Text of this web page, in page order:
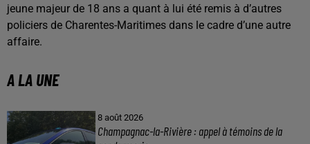
jeune majeur de 18 ans a quant à lui été remis à d’autres
policiers de Charentes-Maritimes dans le cadre d’une autre
affaire.
A LA UNE
8 août 2026
Champagnac-la-Rivière : appel à témoins de la